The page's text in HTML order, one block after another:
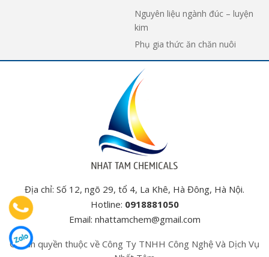
Nguyên liệu ngành đúc – luyện
kim
Phụ gia thức ăn chăn nuôi
Địa chỉ: Số 12, ngõ 29, tổ 4, La Khê, Hà Đông, Hà Nội.
Hotline: 0918881050
Email: nhattamchem@gmail.com
© Bản quyền thuộc về Công Ty TNHH Công Nghệ Và Dịch Vụ